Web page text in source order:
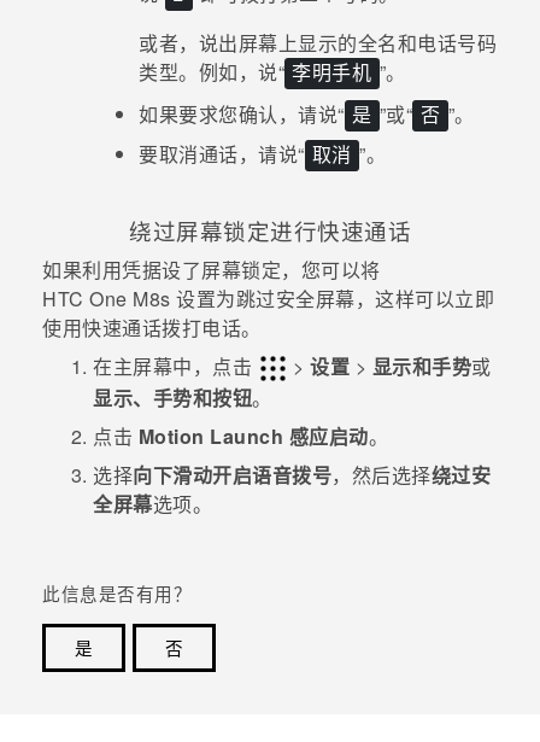
或者，说出屏幕上显示的全名和电话号码
类型。例如，说​“‍ 李明手机 ”。
如果要求您确认，请说​“‍ 是 ”或​“‍ 否 ”。
要取消通话，请说​“‍ 取消 ”。
绕过屏幕锁定进行快速通话
如果利用凭据设了屏幕锁定，您可以将
HTC One M8s 设置为跳过安全屏幕，这样可以立即
使用快速通话拨打电话。
在主屏幕中，点击 > 设置 > 显示和手势或
显示、手势和按钮。
点击 Motion Launch 感应启动。
选择向下滑动开启语音拨号，然后选择绕过安
全屏幕选项。
此信息是否有用？
是
否